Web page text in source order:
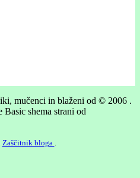
mučenci in blaženi od © 2006 .
Basic shema strani od
Zaščitnik bloga